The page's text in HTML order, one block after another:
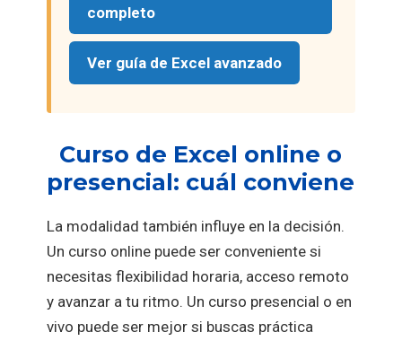
completo
Ver guía de Excel avanzado
Curso de Excel online o
presencial: cuál conviene
La modalidad también influye en la decisión.
Un curso online puede ser conveniente si
necesitas flexibilidad horaria, acceso remoto
y avanzar a tu ritmo. Un curso presencial o en
vivo puede ser mejor si buscas práctica